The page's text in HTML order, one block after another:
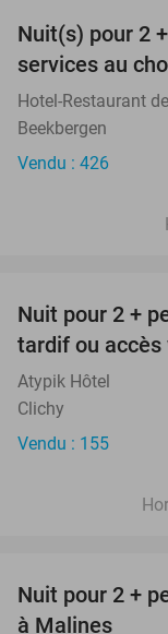
Nuit(s) pour 2
services au
Hotel-Restaurant
Beekbergen
Vendu : 426
Nuit pour 2 +
tardif ou accès
Atypik Hôtel
Clichy
Vendu : 155
Nuit pour 2 +
à Malines